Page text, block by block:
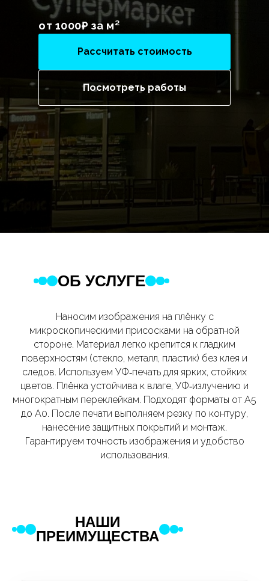
от 1000₽ за м²
Рассчитать стоимость
Посмотреть работы
ОБ УСЛУГЕ
Наносим изображения на плёнку с
микроскопическими присосками на обратной
стороне. Материал легко крепится к гладким
поверхностям (стекло, металл, пластик) без клея и
следов. Используем УФ‑печать для ярких, стойких
цветов. Плёнка устойчива к влаге, УФ‑излучению и
многократным переклейкам. Подходят форматы от A5
до A0. После печати выполняем резку по контуру,
нанесение защитных покрытий и монтаж.
Гарантируем точность изображения и удобство
использования.
НАШИ
ПРЕИМУЩЕСТВА